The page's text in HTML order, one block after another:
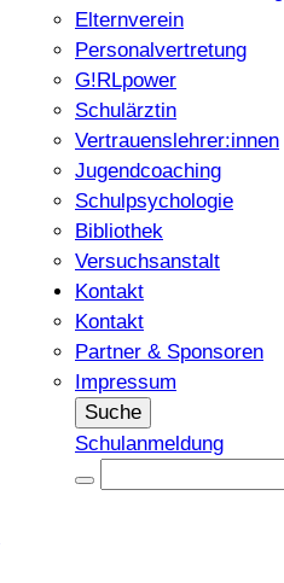
Elternverein
Personalvertretung
G!RLpower
Schulärztin
Vertrauenslehrer:innen
Jugendcoaching
Schulpsychologie
Bibliothek
Versuchsanstalt
Kontakt
Kontakt
Partner & Sponsoren
Impressum
Suche
Schulanmeldung